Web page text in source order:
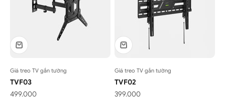
Giá treo TV gắn tường
TVF03
Giá bán
499.000
Giá treo TV gắn tường
TVF02
Giá bán
399.000